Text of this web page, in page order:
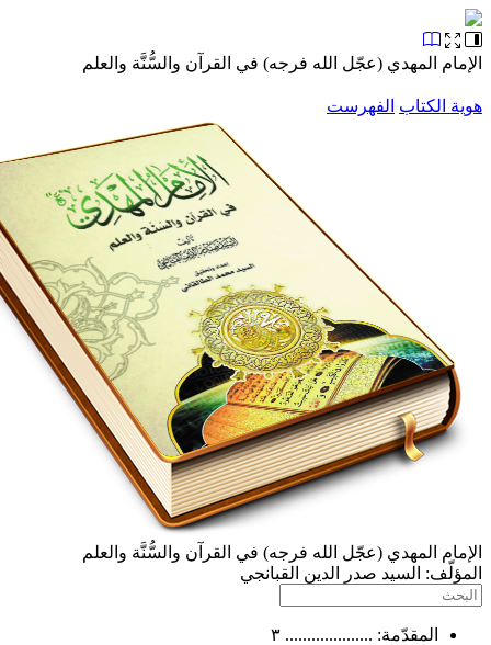
المهدي (عجّل الله فرجه) في القرآن والسُّنَّة والعلم
الفهرست
المهدي (عجّل الله فرجه) في القرآن والسُّنَّة والعلم
السيد صدر الدين القبانجي
المقدّمة: .................... ٣